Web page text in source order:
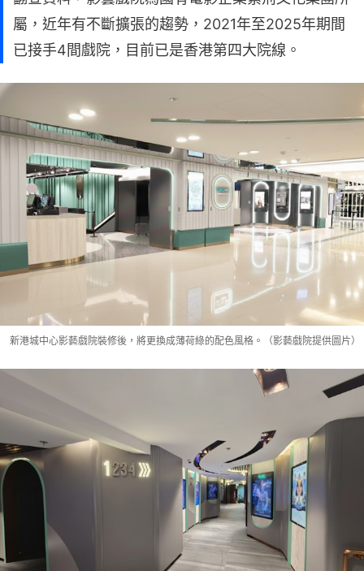
屬，近年有不斷擴張的趨勢，2021年至2025年期間
已接手4間戲院，目前已是香港第四大院線。
新港城中心影藝戲院裝修後，將更換成薄荷綠的配色風格。（影藝戲院提供圖片）